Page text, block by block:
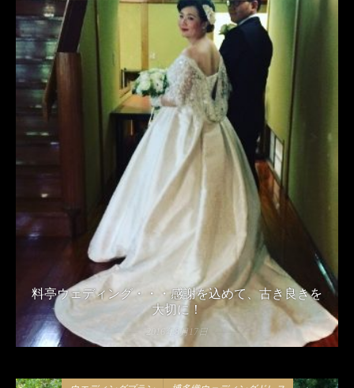
料亭ウェディング・・・感謝を込めて、古き良きを
大切に！
2016年8月17日